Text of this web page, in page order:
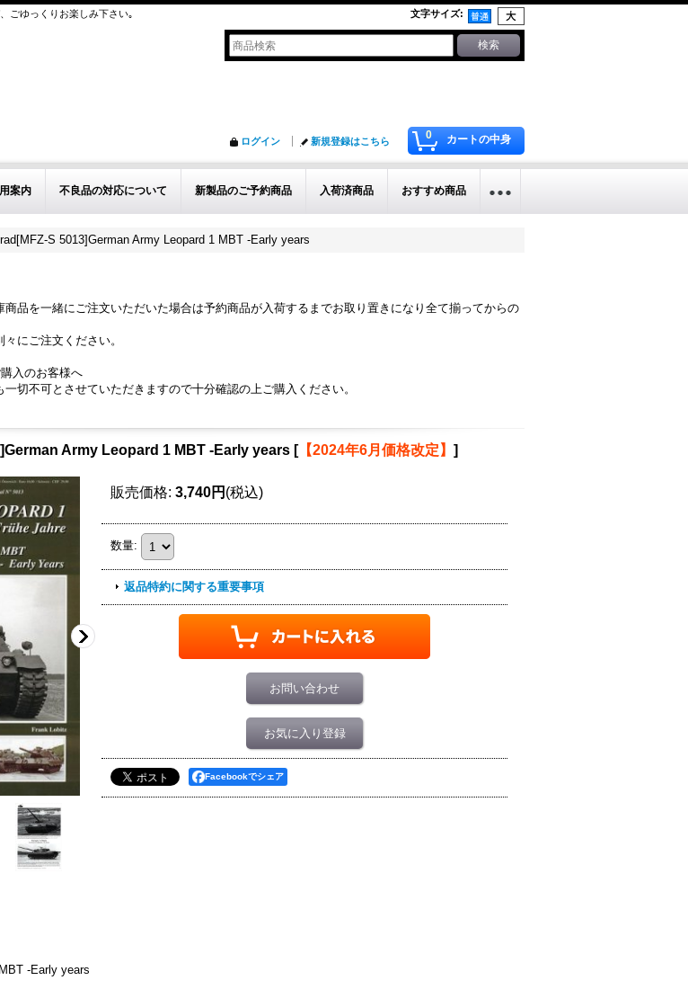
ごゆっくりお楽しみ下さい｡ 文字サイズ:
0 カートの中身
ログイン 新規登録はこちら
案内 不良品の対応について 新製品のご予約商品 入荷済商品 おすすめ商品
S 5013]German Army Leopard 1 MBT -Early years
商品を一緒にご注文いただいた場合は予約商品が入荷するまでお取り置きになり全て揃ってからの
にご注文ください。
入のお客様へ
切不可とさせていただきますので十分確認の上ご購入ください。
Army Leopard 1 MBT -Early years [【2024年6月価格改定】 ]
販売価格: 3,740円 (税込)
数量:
返品特約に関する重要事項
お問い合わせ
お気に入り登録
Facebookでシェア
-Early years